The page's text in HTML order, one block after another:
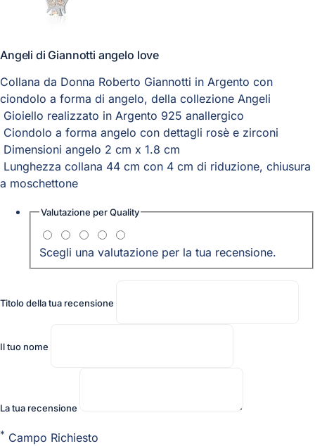
Angeli di Giannotti angelo love
Collana da Donna Roberto Giannotti in Argento con
ciondolo a forma di angelo, della collezione Angeli
Gioiello realizzato in Argento 925 anallergico
Ciondolo a forma angelo con dettagli rosè e zirconi
Dimensioni angelo 2 cm x 1.8 cm
Lunghezza collana 44 cm con 4 cm di riduzione, chiusura
a moschettone
Valutazione perQuality
Scegli una valutazione per la tua recensione.
Titolo della tua recensione
Il tuo nome
La tua recensione
* Campo Richiesto